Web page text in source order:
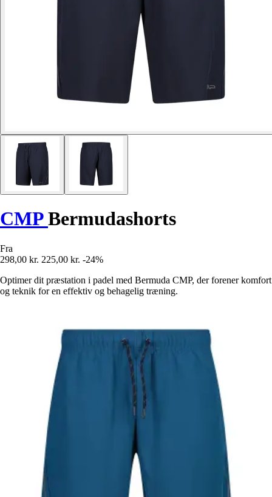
CMPBermudashorts
Fra
298,00 kr. 225,00 kr. -24%
Optimer dit præstation i padel med Bermuda CMP, der forener komfort
og teknik for en effektiv og behagelig træning.